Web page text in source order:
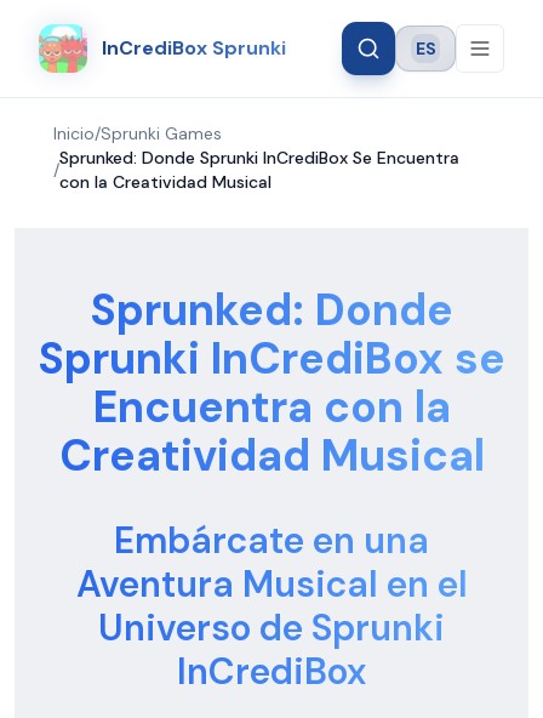
InCrediBox Sprunki Language
ES
Inicio/Sprunki Games
/
Sprunked: Donde Sprunki InCrediBox Se Encuentra
con la Creatividad Musical
Sprunked: Donde
Sprunki InCrediBox se
Encuentra con la
Creatividad Musical
Embárcate en una
Aventura Musical en el
Universo de Sprunki
InCrediBox